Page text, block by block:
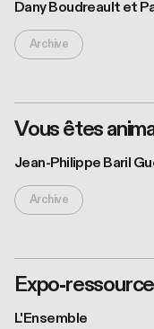
Dany Boudreault et
Archive
Vous êtes
Jean-Philippe Baril
Archive
Expo-
L'Ensemble